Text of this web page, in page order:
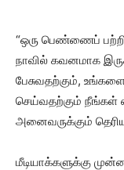
“ஒரு பெண்ணைப்
நாவில் கவனமாக
பேசுவதற்கும்,
செய்வதற்கும் நீங்கள்
அனைவருக்கும்
மீடியாக்களுக்கு